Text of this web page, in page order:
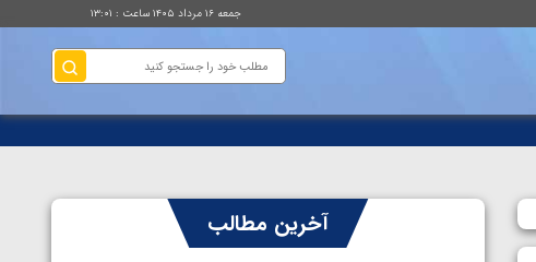
جمعه ۱۶ مرداد ۱۴۰۵ ساعت : ۱۳:۰۱
آخرین مطالب